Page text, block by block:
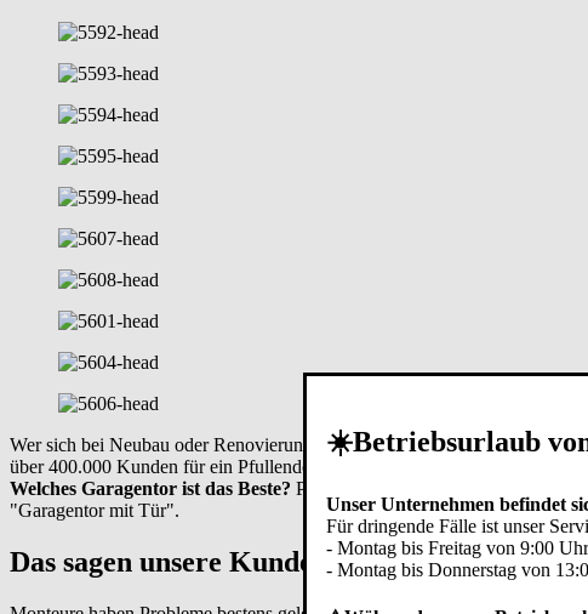
Wer sich bei Neubau oder Renovierung für ein Garagentor Schwingtor
über 400.000 Kunden für ein Pfullendorfer Kipptor entschieden.
Welches Garagentor ist das Beste? Pauschal lässt sich diese Frage
"Garagentor mit Tür".
Das sagen unsere Kunden:
☀️Betriebsurlaub
Unser Unternehmen befindet
Für dringende Fälle ist unser
- Montag bis Freitag von 9:00
- Montag bis Donnerstag von